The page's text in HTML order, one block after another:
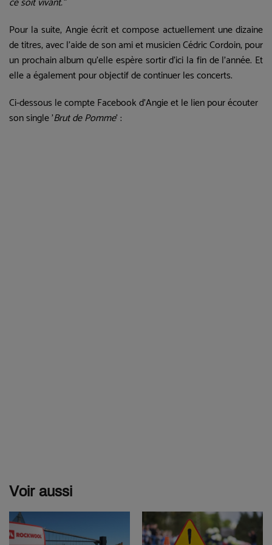
Pour la suite, Angie écrit et compose actuellement une dizaine
de titres, avec l'aide de son ami et musicien Cédric Cordoin, pour
un prochain album qu'elle espère sortir d'ici la fin de l'année. Et
elle a également pour objectif de continuer les concerts.
Ci-dessous le compte Facebook d'Angie et le lien pour écouter
son single 'Brut de Pomme' :
Voir aussi